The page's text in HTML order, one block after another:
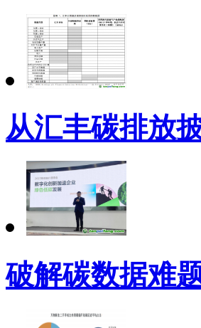
从汇丰碳排放
破解碳数据难